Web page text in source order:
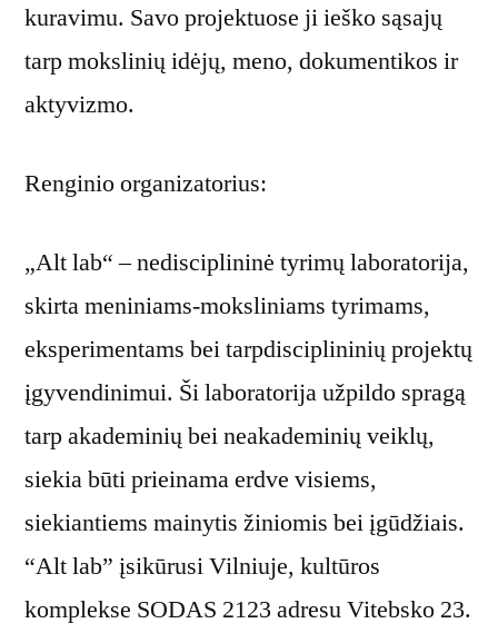
kuravimu. Savo projektuose ji ieško sąsajų
tarp mokslinių idėjų, meno, dokumentikos ir
aktyvizmo.
Renginio organizatorius:
„Alt lab“ – nedisciplininė tyrimų laboratorija,
skirta meniniams-moksliniams tyrimams,
eksperimentams bei tarpdisciplininių projektų
įgyvendinimui. Ši laboratorija užpildo spragą
tarp akademinių bei neakademinių veiklų,
siekia būti prieinama erdve visiems,
siekiantiems mainytis žiniomis bei įgūdžiais.
“Alt lab” įsikūrusi Vilniuje, kultūros
komplekse SODAS 2123 adresu Vitebsko 23.